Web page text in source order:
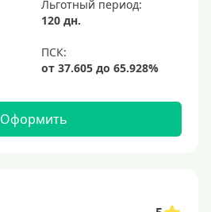
Льготный период:
120 дн.
Оформить